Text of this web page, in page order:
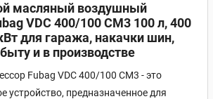
масляный воздушный
VDC 400/100 CM3 100 л, 400
для гаража, накачки шин,
и в производстве
Fubag VDC 400/100 CM3 - это
устройство, предназначенное для